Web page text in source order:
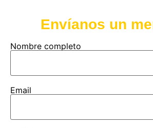
Envíanos un
Nombre completo
Email